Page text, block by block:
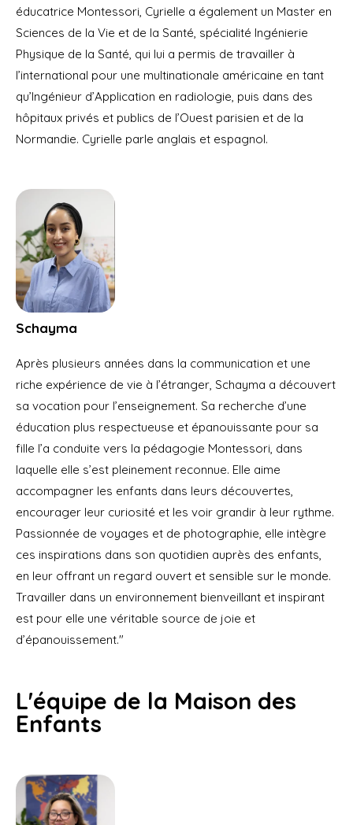
éducatrice Montessori, Cyrielle a également un Master en
Sciences de la Vie et de la Santé, spécialité Ingénierie
Physique de la Santé, qui lui a permis de travailler à
l’international pour une multinationale américaine en tant
qu’Ingénieur d’Application en radiologie, puis dans des
hôpitaux privés et publics de l’Ouest parisien et de la
Normandie. Cyrielle parle anglais et espagnol.
Schayma
Après plusieurs années dans la communication et une
riche expérience de vie à l’étranger, Schayma a découvert
sa vocation pour l’enseignement. Sa recherche d’une
éducation plus respectueuse et épanouissante pour sa
fille l’a conduite vers la pédagogie Montessori, dans
laquelle elle s’est pleinement reconnue. Elle aime
accompagner les enfants dans leurs découvertes,
encourager leur curiosité et les voir grandir à leur rythme.
Passionnée de voyages et de photographie, elle intègre
ces inspirations dans son quotidien auprès des enfants,
en leur offrant un regard ouvert et sensible sur le monde.
Travailler dans un environnement bienveillant et inspirant
est pour elle une véritable source de joie et
d’épanouissement."
L'équipe de la Maison des
Enfants